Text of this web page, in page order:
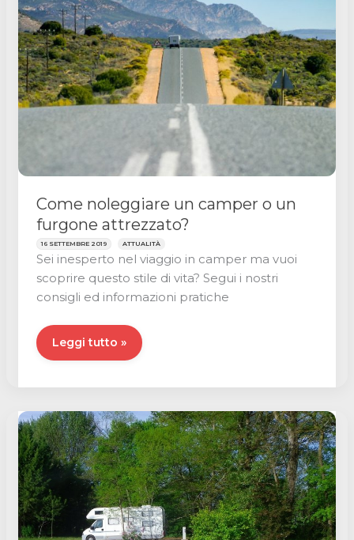
per
partire?
🌏
Come noleggiare un camper o un
furgone attrezzato?
16 SETTEMBRE 2019 ATTUALITÀ
Sei inesperto nel viaggio in camper ma vuoi
scoprire questo stile di vita? Segui i nostri
consigli ed informazioni pratiche
Come
noleggiare
o
un
furgone
attrezzato?
Leggi tutto »